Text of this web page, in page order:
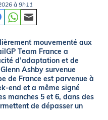
à 9h11
mouvementé aux
Team France a
d’adaptation et de
Ashby survenue
de France est parvenue à
end et a même signé
manches 5 et 6, dans des
de dépasser un